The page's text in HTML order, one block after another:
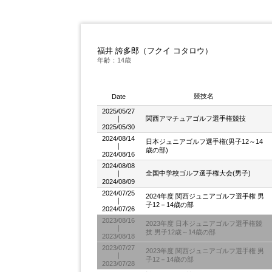
福井 誇多郎（フクイ コタロウ）
年齢：14歳
Date 競技名
2025/05/27
｜
2025/05/30
関西アマチュアゴルフ選手権競技
2024/08/14
｜
2024/08/16
日本ジュニアゴルフ選手権(男子12～14
歳の部)
2024/08/08
｜
2024/08/09
全国中学校ゴルフ選手権大会(男子)
2024/07/25
｜
2024/07/26
2024年度 関西ジュニアゴルフ選手権 男
子12－14歳の部
2023/08/16
｜
2023/08/18
2023年度 日本ジュニアゴルフ選手権競
技 男子12歳～14歳の部
2023/07/27
｜
2023/07/28
2023年度 関西ジュニアゴルフ選手権 男
子12－14歳の部